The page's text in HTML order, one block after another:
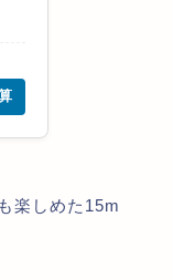
楽しめた15m